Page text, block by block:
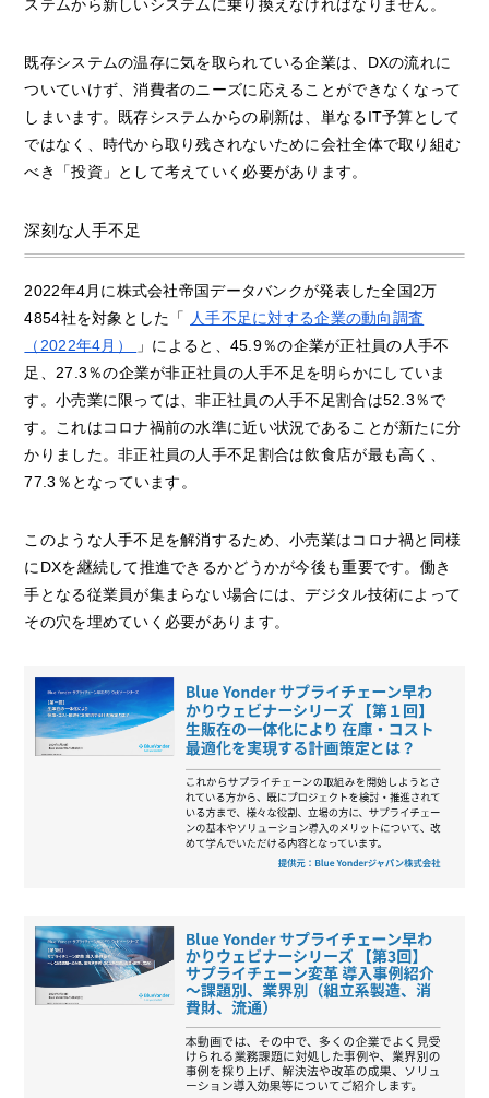
ステムから新しいシステムに乗り換えなければなりません。
既存システムの温存に気を取られている企業は、DXの流れに
ついていけず、消費者のニーズに応えることができなくなって
しまいます。既存システムからの刷新は、単なるIT予算として
ではなく、時代から取り残されないために会社全体で取り組む
べき「投資」として考えていく必要があります。
深刻な人手不足
2022年4月に株式会社帝国データバンクが発表した全国2万
4854社を対象とした「 人手不足に対する企業の動向調査
（2022年4月）
」によると、45.9％の企業が正社員の人手不
足、27.3％の企業が非正社員の人手不足を明らかにしていま
す。小売業に限っては、非正社員の人手不足割合は52.3％で
す。これはコロナ禍前の水準に近い状況であることが新たに分
かりました。非正社員の人手不足割合は飲食店が最も高く、
77.3％となっています。
このような人手不足を解消するため、小売業はコロナ禍と同様
にDXを継続して推進できるかどうかが今後も重要です。働き
手となる従業員が集まらない場合には、デジタル技術によって
その穴を埋めていく必要があります。